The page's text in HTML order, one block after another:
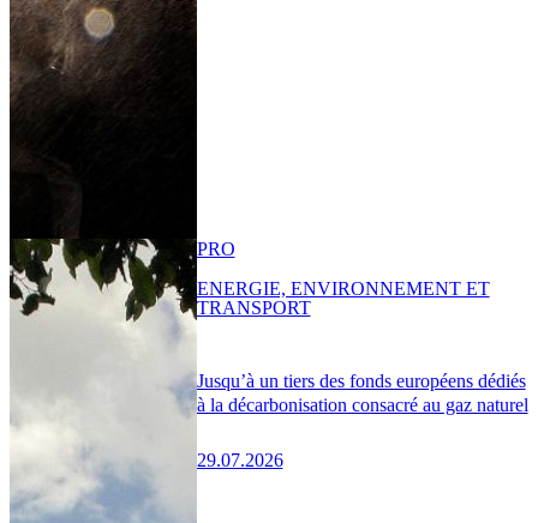
Jusqu’à un tiers des fonds européens dédiés
à la décarbonisation consacré au gaz naturel
29.07.2026
PRO
ENERGIE, ENVIRONNEMENT ET
TRANSPORT